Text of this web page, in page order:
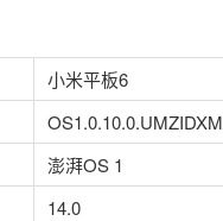
小米平板6
OS1.0.10.0.UMZIDXM
澎湃OS 1
14.0